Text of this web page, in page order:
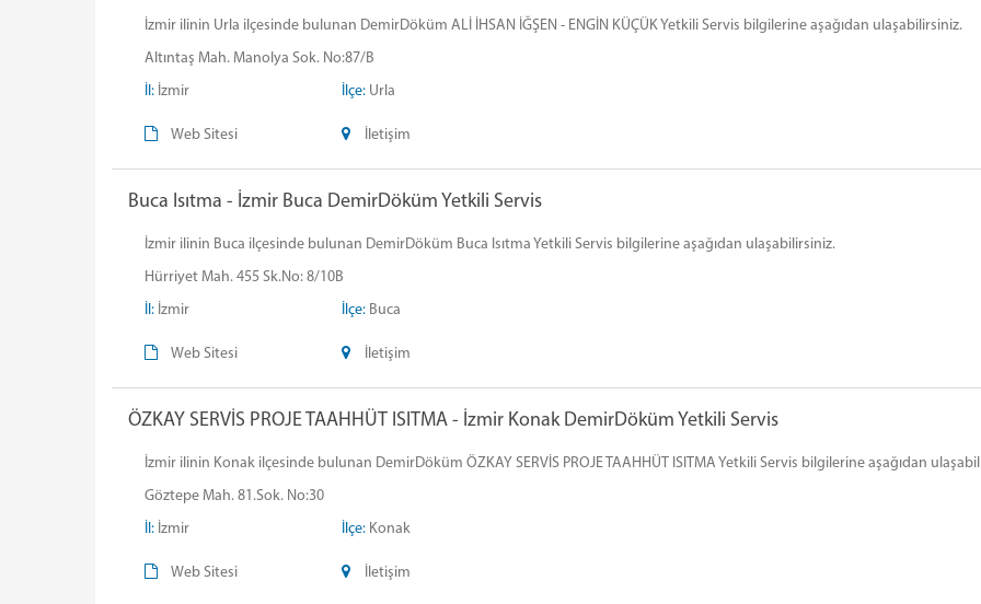
İzmir ilinin Urla ilçesinde bulunan DemirDöküm ALİ İHSAN İĞŞEN - ENGİN KÜÇÜK Yetkili Servis bilgilerine aşağıdan ulaşabilirsiniz.
Altıntaş Mah. Manolya Sok. No:87/B
İl: İzmir İlçe: Urla
Web Sitesi İletişim
Buca Isıtma - İzmir Buca DemirDöküm Yetkili Servis
İzmir ilinin Buca ilçesinde bulunan DemirDöküm Buca Isıtma Yetkili Servis bilgilerine aşağıdan ulaşabilirsiniz.
Hürriyet Mah. 455 Sk.No: 8/10B
İl: İzmir İlçe: Buca
Web Sitesi İletişim
ÖZKAY SERVİS PROJE TAAHHÜT ISITMA - İzmir Konak DemirDöküm Yetkili Servis
İzmir ilinin Konak ilçesinde bulunan DemirDöküm ÖZKAY SERVİS PROJE TAAHHÜT ISITMA Yetkili Servis bilgilerine aşağıdan
Göztepe Mah. 81.Sok. No:30
İl: İzmir İlçe: Konak
Web Sitesi İletişim